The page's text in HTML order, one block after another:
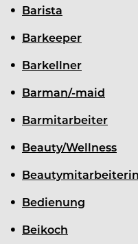
Barista
Barkeeper
Barkellner
Barman/-maid
Barmitarbeiter
Beauty/Wellness
Beautymitarbeiterin
Bedienung
Beikoch